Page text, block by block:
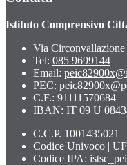
Istituto Comprensivo
Via Circonvallazione
Tel: 085 9699144
Email:
PEC:
C.F.: 91111570684
IBAN: IT 09 U
C.C.P. 1001435021
Codice Univoco |
Codice IPA: